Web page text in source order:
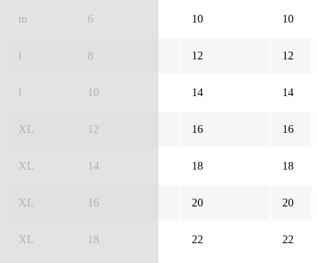
m 6 10 10
l 8 12 12
l 10 14 14
XL 12 16 16
XL 14 18 18
XL 16 20 20
XL 18 22 22